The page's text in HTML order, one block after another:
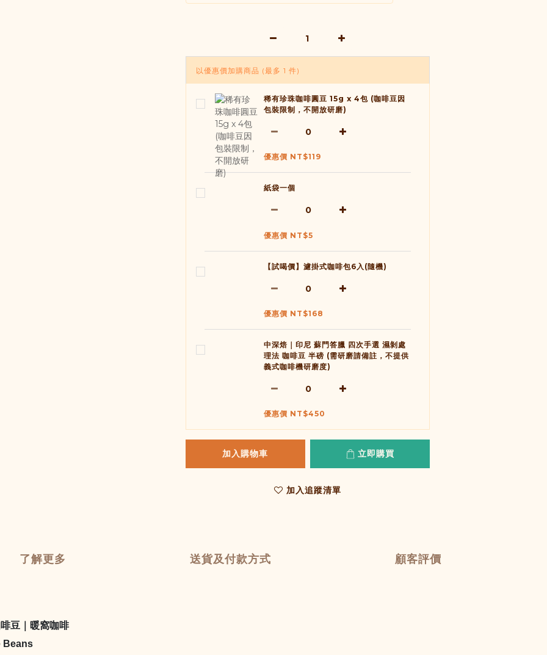
以優惠價加購商品 (最多 1 件)
稀有珍珠咖啡圓豆 15g x 4包 (咖啡豆因
包裝限制，不開放研磨)
優惠價 NT$119
紙袋一個
優惠價 NT$5
【試喝價】濾掛式咖啡包6入(隨機)
優惠價 NT$168
中深焙｜印尼 蘇門答臘 四次手選 濕剝處
理法 咖啡豆 半磅 (需研磨請備註，不提供
義式咖啡機研磨度)
優惠價 NT$450
加入購物車 立即購買
加入追蹤清單
了解更多 送貨及付款方式 顧客評價
豆｜暖窩咖啡
Beans